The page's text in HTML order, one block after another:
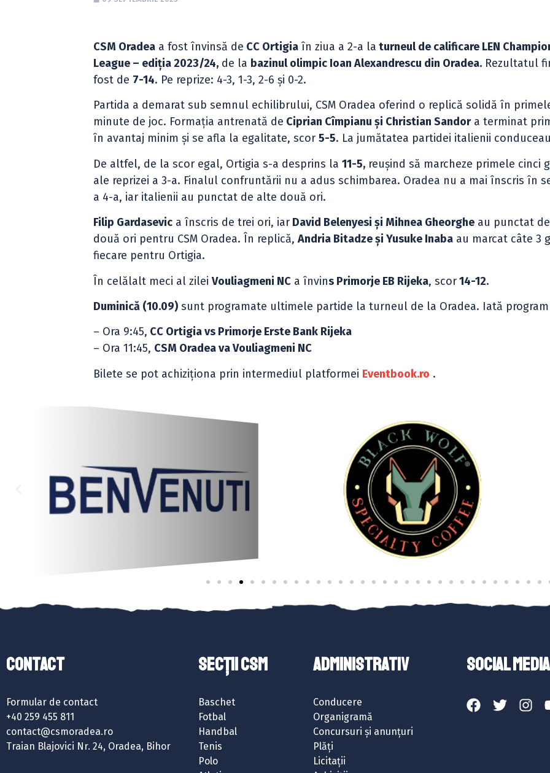
CSM Oradea a fost învinsă de CC Ortigia în ziua a 2-a la turneul de calificare LEN
League – ediția 2023/24, de la bazinul olimpic Ioan Alexandrescu din Oradea. Rezultatul
fost de 7-14. Pe reprize: 4-3, 1-3, 2-6 și 0-2.
Partida a demarat sub semnul echilibrului, CSM Oradea oferind o replică solidă în
minute de joc. Formația antrenată de Ciprian Cîmpianu și Christian Sandora terminat
în avantaj minim și se afla la egalitate, scor5-5. La jumătatea partidei italienii
De altfel, de la scor egal, Ortigia s-a desprins la11-5, reușind să marcheze primele cinci
ale reprizei a 3-a. Finalul confruntării nu a adus schimbarea. Oradea nu a mai înscris în
a 4-a, iar italienii au punctat de alte două ori.
Filip Gardasevic a înscris de trei ori, iar David Belenyesi și Mihnea Gheorghe au punctat
două ori pentru CSM Oradea. În replică,Andria Bitadze și Yusuke Inaba au marcat câte 3
fiecare pentru Ortigia.
În celălalt meci al zileiVouliagmeni NC a învins Primorje EB Rijeka, scor14-12.
Duminică (10.09) sunt programate ultimele partide la turneul de la Oradea. Iată
– Ora 9:45, CC Ortigia vs Primorje Erste Bank Rijeka
– Ora 11:45, CSM Oradea va Vouliagmeni NC
Bilete se pot achiziționa prin intermediul platformei Eventbook.ro .
Contact
Formular de contact
+40 259 455 811
contact@csmoradea.ro
Traian Blajovici Nr. 24, Oradea, Bihor
SECȚII CSM
Baschet
Fotbal
Handbal
Tenis
Polo
ADMINISTRATIV
Conducere
Organigramă
Concursuri și anunțuri
Plăți
Licitații
SOCIAL MEDIA